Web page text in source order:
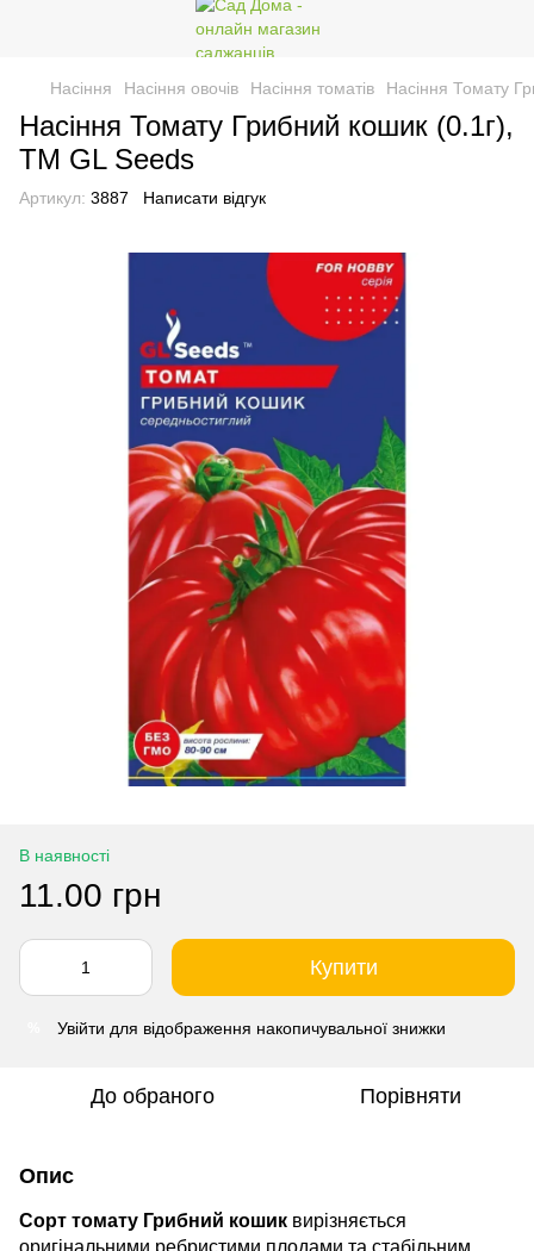
Насіння Насіння овочів Насіння томатів Насіння Томату
Насіння Томату Грибний кошик (0.1г),
TM GL Seeds
Артикул: 3887 Написати відгук
В наявності
11.00 грн
Купити
Увійти для відображення накопичувальної знижки
До обраного Порівняти
Опис
Сорт томату Грибний кошик вирізняється
оригінальними ребристими плодами та стабільним